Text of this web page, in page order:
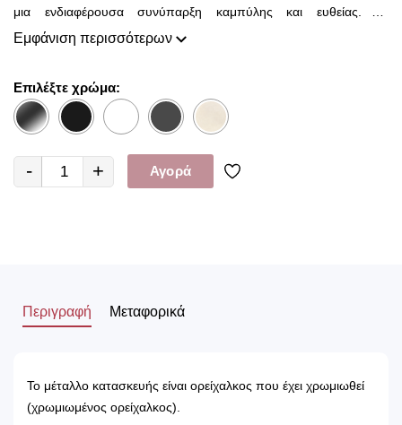
μια ενδιαφέρουσα συνύπαρξη καμπύλης και ευθείας. Τα
κυλινδρικά τμήματα καταλήγουν στις ενώσεις τους σε απόλυτες
Εμφάνιση περισσότερων
Επιλέξτε χρώμα:
- + Αγορά
Περιγραφή Μεταφορικά
Το μέταλλο κατασκευής είναι ορείχαλκος που έχει χρωμιωθεί
(χρωμιωμένος ορείχαλκος).